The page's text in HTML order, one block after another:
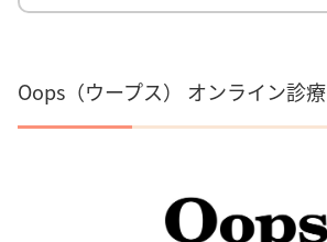
Oops（ウープス） オンライン診療